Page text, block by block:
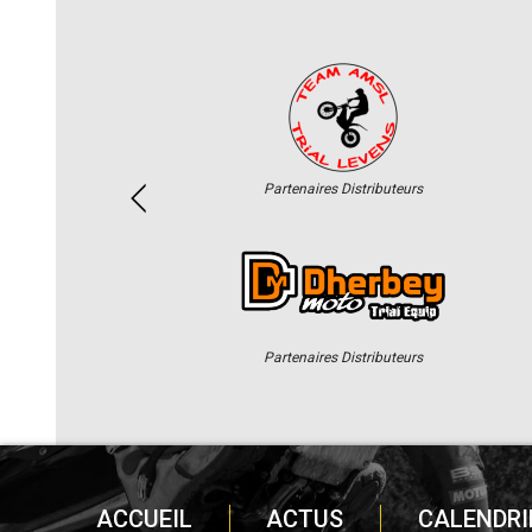
Partenaires Distributeurs
Partenaires Distributeurs
ACCUEIL ACTUS